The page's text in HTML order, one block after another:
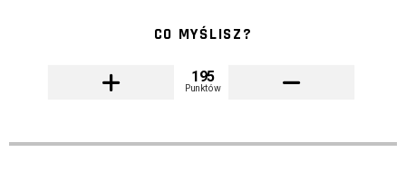
CO MYŚLISZ?
195
Punktów